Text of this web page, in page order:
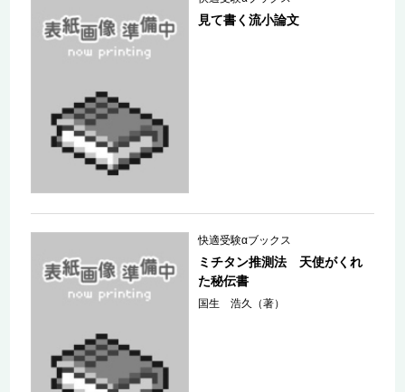
見て書く流小論文
快適受験αブックス
ミチタン推測法 天使がくれ
た秘伝書
国生 浩久（著）